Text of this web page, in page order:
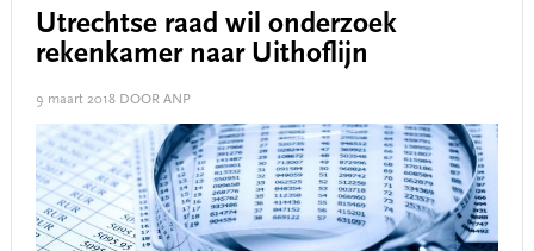
Utrechtse raad wil onderzoek
rekenkamer naar Uithoflijn
9 maart 2018DOOR ANP